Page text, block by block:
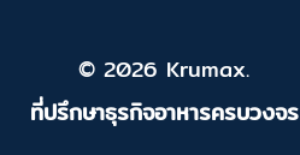
© 2026 Krumax.
ที่ปรึกษาธุรกิจอาหารครบวงจร